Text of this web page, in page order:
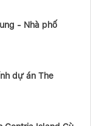
- Nhà phố
dự án The